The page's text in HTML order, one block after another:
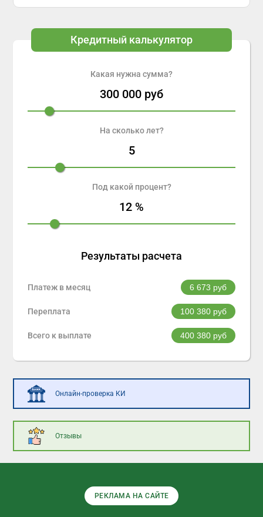
Кредитный калькулятор
Какая нужна сумма?
300 000 руб
На сколько лет?
5
Под какой процент?
12 %
Результаты расчета
Платеж в месяц 6 673 руб
Переплата 100 380руб
Всего к выплате 400 380руб
Онлайн-проверка КИ
Отзывы
РЕКЛАМА НА САЙТЕ